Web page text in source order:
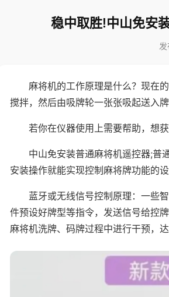
稳中取胜!中山免安
麻将机的工作原理是什么？现在
搅拌，然后由吸牌轮一张张吸起送入
若你在仪器使用上需要帮助，想
中山免安装普通麻将机遥控器;普
安装操作就能实现控制麻将牌功能的设
蓝牙或无线信号控制原理：一些
件预设好牌型等指令，发送信号给控
麻将机洗牌、码牌过程中进行干预，达